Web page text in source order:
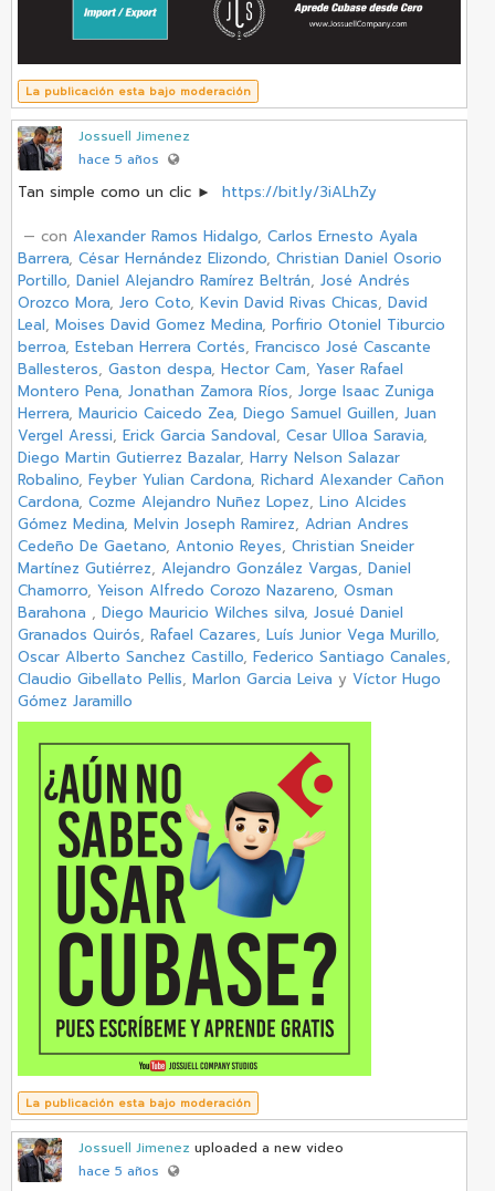
La publicación esta bajo moderación
Jossuell Jimenez
hace 5 años
Tan simple como un clic ► https://bit.ly/3iALhZy
‏ — con Alexander Ramos Hidalgo, Carlos Ernesto Ayala
Barrera, César Hernández Elizondo, Christian Daniel Osorio
Portillo, Daniel Alejandro Ramírez Beltrán, José Andrés
Orozco Mora, Jero Coto, Kevin David Rivas Chicas, David
Leal, Moises David Gomez Medina, Porfirio Otoniel Tiburcio
berroa, Esteban Herrera Cortés, Francisco José Cascante
Ballesteros, Gaston despa, Hector Cam, Yaser Rafael
Montero Pena, Jonathan Zamora Ríos, Jorge Isaac Zuniga
Herrera, Mauricio Caicedo Zea, Diego Samuel Guillen, Juan
Vergel Aressi, Erick Garcia Sandoval, Cesar Ulloa Saravia,
Diego Martin Gutierrez Bazalar, Harry Nelson Salazar
Robalino, Feyber Yulian Cardona, Richard Alexander Cañon
Cardona, Cozme Alejandro Nuñez Lopez, Lino Alcides
Gómez Medina, Melvin Joseph Ramirez, Adrian Andres
Cedeño De Gaetano, Antonio Reyes, Christian Sneider
Martínez Gutiérrez, Alejandro González Vargas, Daniel
Chamorro, Yeison Alfredo Corozo Nazareno, Osman
Barahona , Diego Mauricio Wilches silva, Josué Daniel
Granados Quirós, Rafael Cazares, Luís Junior Vega Murillo,
Oscar Alberto Sanchez Castillo, Federico Santiago Canales,
Claudio Gibellato Pellis, Marlon Garcia Leiva y Víctor Hugo
Gómez Jaramillo
La publicación esta bajo moderación
Jossuell Jimenez uploaded a new video
hace 5 años